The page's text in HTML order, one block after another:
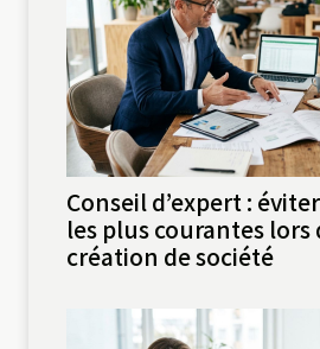
Conseil d’expert :
les plus courantes lors
création de société